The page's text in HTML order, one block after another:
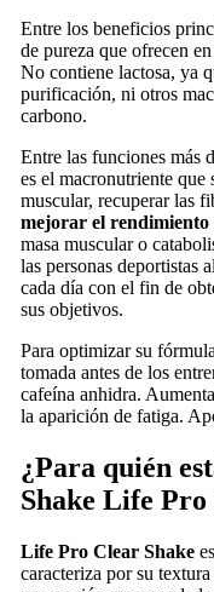
Entre los beneficios
de pureza que ofrecen
No contiene lactosa, ya
purificación, ni otros
carbono.
Entre las funciones más
es el macronutriente que
muscular, recuperar las
mejorar el rendimiento
masa muscular o
las personas deportistas
cada día con el fin de
sus objetivos.
Para optimizar su
tomada antes de los
cafeína anhidra.
la aparición de fatiga.
¿Para quién
Shake Life Pro
Life Pro Clear Shake
caracteriza por su